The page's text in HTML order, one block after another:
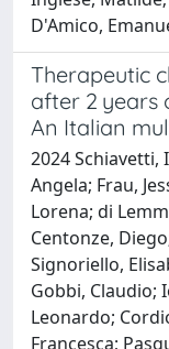
D'Amico,
Therapeutic
after 2 years
An Italian
2024 Schiavetti,
Angela; Frau,
Lorena; di
Centonze,
Signoriello,
Gobbi, Claudio;
Leonardo;
Francesca;